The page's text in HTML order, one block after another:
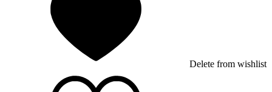
Delete from wishlist